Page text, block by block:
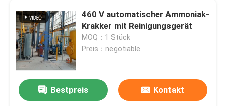
Zu Hause
Produkte
460 V automatischer Ammoniak-
Krakker mit Reinigungsgerät
MOQ：1 Stück
Preis：negotiable
Bestpreis Kontakt
ISO13485 Medizinisch zertifizierter PSA Medizinischer Sauerstoffgenerator für Krankenhäuser